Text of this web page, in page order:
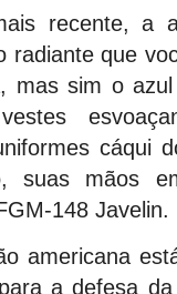
recente, a
radiante que
mas sim o
cáqui
suas mãos
148 Javelin.
americana
a defesa